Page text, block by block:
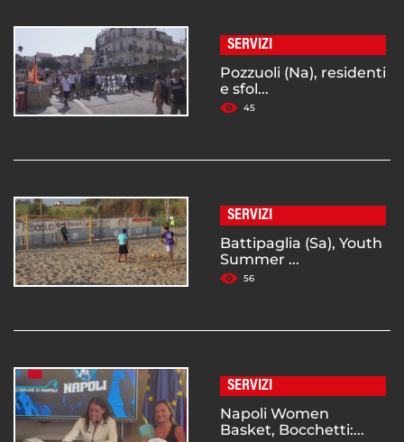
SERVIZI
Pozzuoli (Na), residenti
e sfol...
45
SERVIZI
Battipaglia (Sa), Youth
Summer ...
56
SERVIZI
Napoli Women
Basket, Bocchetti:...